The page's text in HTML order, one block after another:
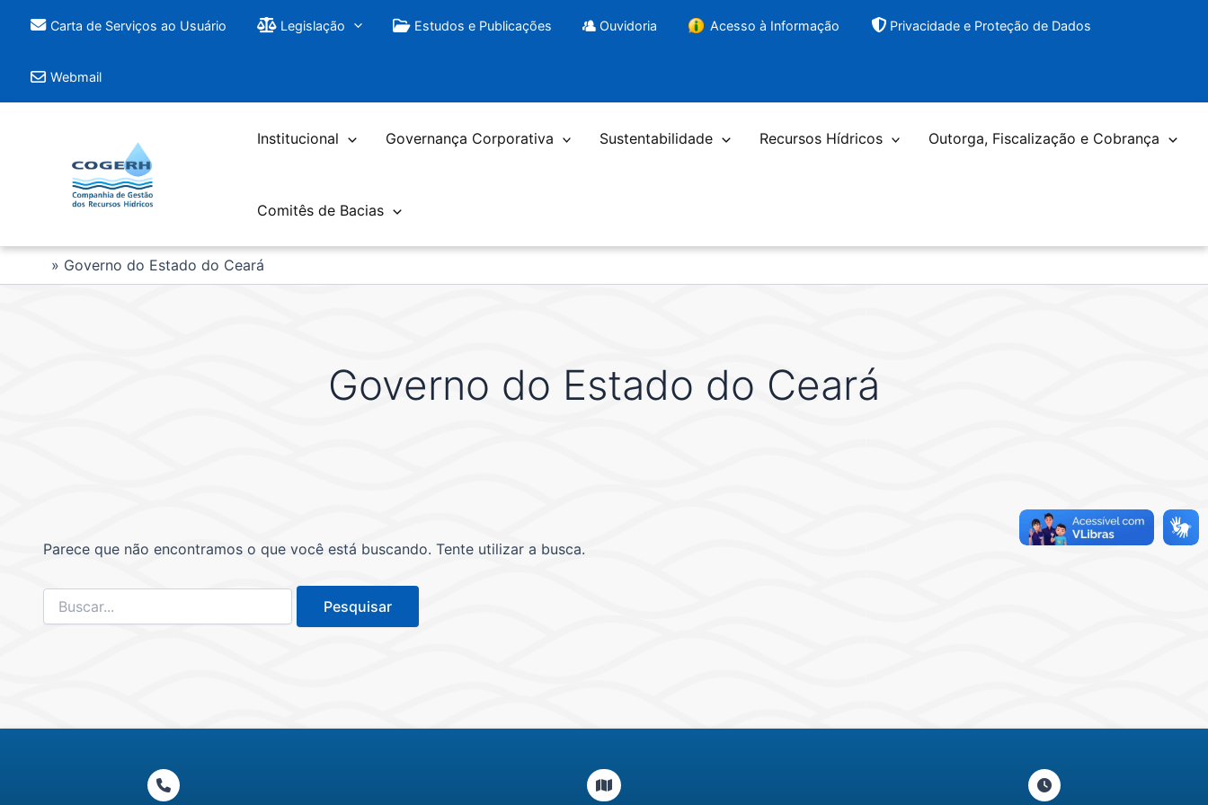
conteúdo
Carta de Serviços ao Usuário Legislação Estudos e Publicações Ouvidoria Acesso à Informação Privacidade e Proteção de Dados
Webmail
Institucional Governança Corporativa Sustentabilidade Recursos Hídricos Outorga, Fiscalização e Cobrança
Comitês de Bacias
Governo do Estado do Ceará
Governo do Estado do Ceará
Parece que não encontramos o que você está buscando. Tente utilizar a busca.
Pesquisar
por: